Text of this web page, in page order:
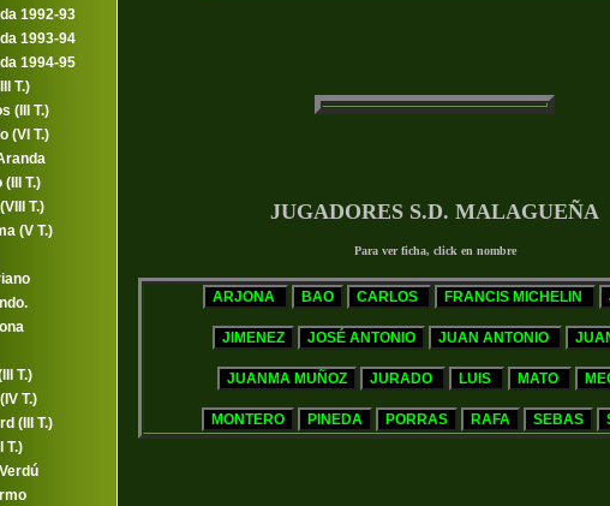
1992-93
1993-94
1994-95
T.)
(III T.)
(VI T.)
T.)
T.)
(V T.)
T.)
T.)
(III T.)
T.)
JUGADORES S.D. MALAGUEÑA
Para ver ficha, click en nombre